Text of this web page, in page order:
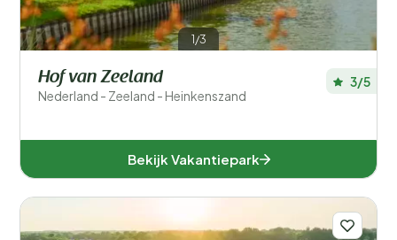
1/3
Hof van Zeeland
Nederland - Zeeland - Heinkenszand
3/5
Bekijk Vakantiepark